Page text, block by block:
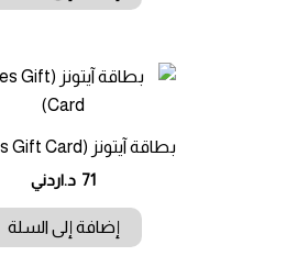
بطاقة آيتونز (iTunes Gift Card)
71 د.اردني
إضافة إلى السلة